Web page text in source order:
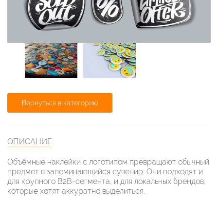
Вернуться в категорию
ОПИСАНИЕ
Объёмные наклейки с логотипом превращают обычный
предмет в запоминающийся сувенир. Они подходят и
для крупного B2B-сегмента, и для локальных брендов,
которые хотят аккуратно выделиться.